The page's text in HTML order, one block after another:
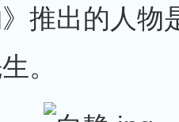
推出的人物
。